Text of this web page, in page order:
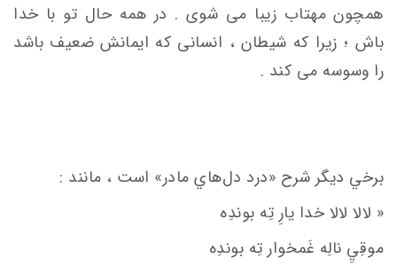
همچون مهتاب زیبا می شوی . در همه حال تو با خدا
باش ؛ زیرا که شیطان ، انسانی که ایمانش ضعیف باشد
را وسوسه می کند .
برخي ديگر شرح «درد دل‌هاي مادر» است ، مانند :
« لالا لالا خدا یارِ تِه بوندِه
موقِيِ‌ نالِه غَمخوار تِه بوندِه